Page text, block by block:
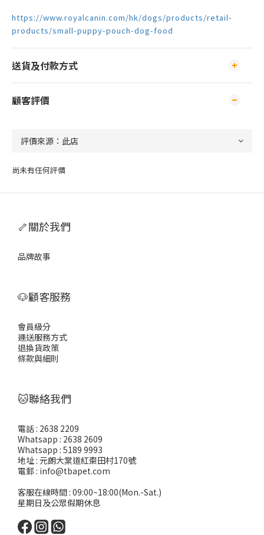
https://www.royalcanin.com/hk/dogs/products/retail-
products/small-puppy-pouch-dog-food
送貨及付款方式
顧客評價
尚未有任何評價
🦴關於我們
品牌故事
🐶顧客服務
會員級分
運送服務方式
退換貨政策
條款與細則
🐱聯絡我們
電話 : 2638 2209
Whatsapp : 2638 2609
Whatsapp : 5189 9993
地址 : 元朗大棠道紅棗田村170號
電郵 : info@tbapet.com
客服在線時間 : 09:00~18:00(Mon.-Sat.)
星期日及公眾假期休息